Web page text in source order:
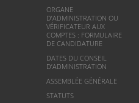
ORGANE
D’ADMINISTRATION OU
VÉRIFICATEUR AUX
COMPTES : FORMULAIRE
DE CANDIDATURE
DATES DU CONSEIL
D’ADMINISTRATION
ASSEMBLÉE GÉNÉRALE
STATUTS